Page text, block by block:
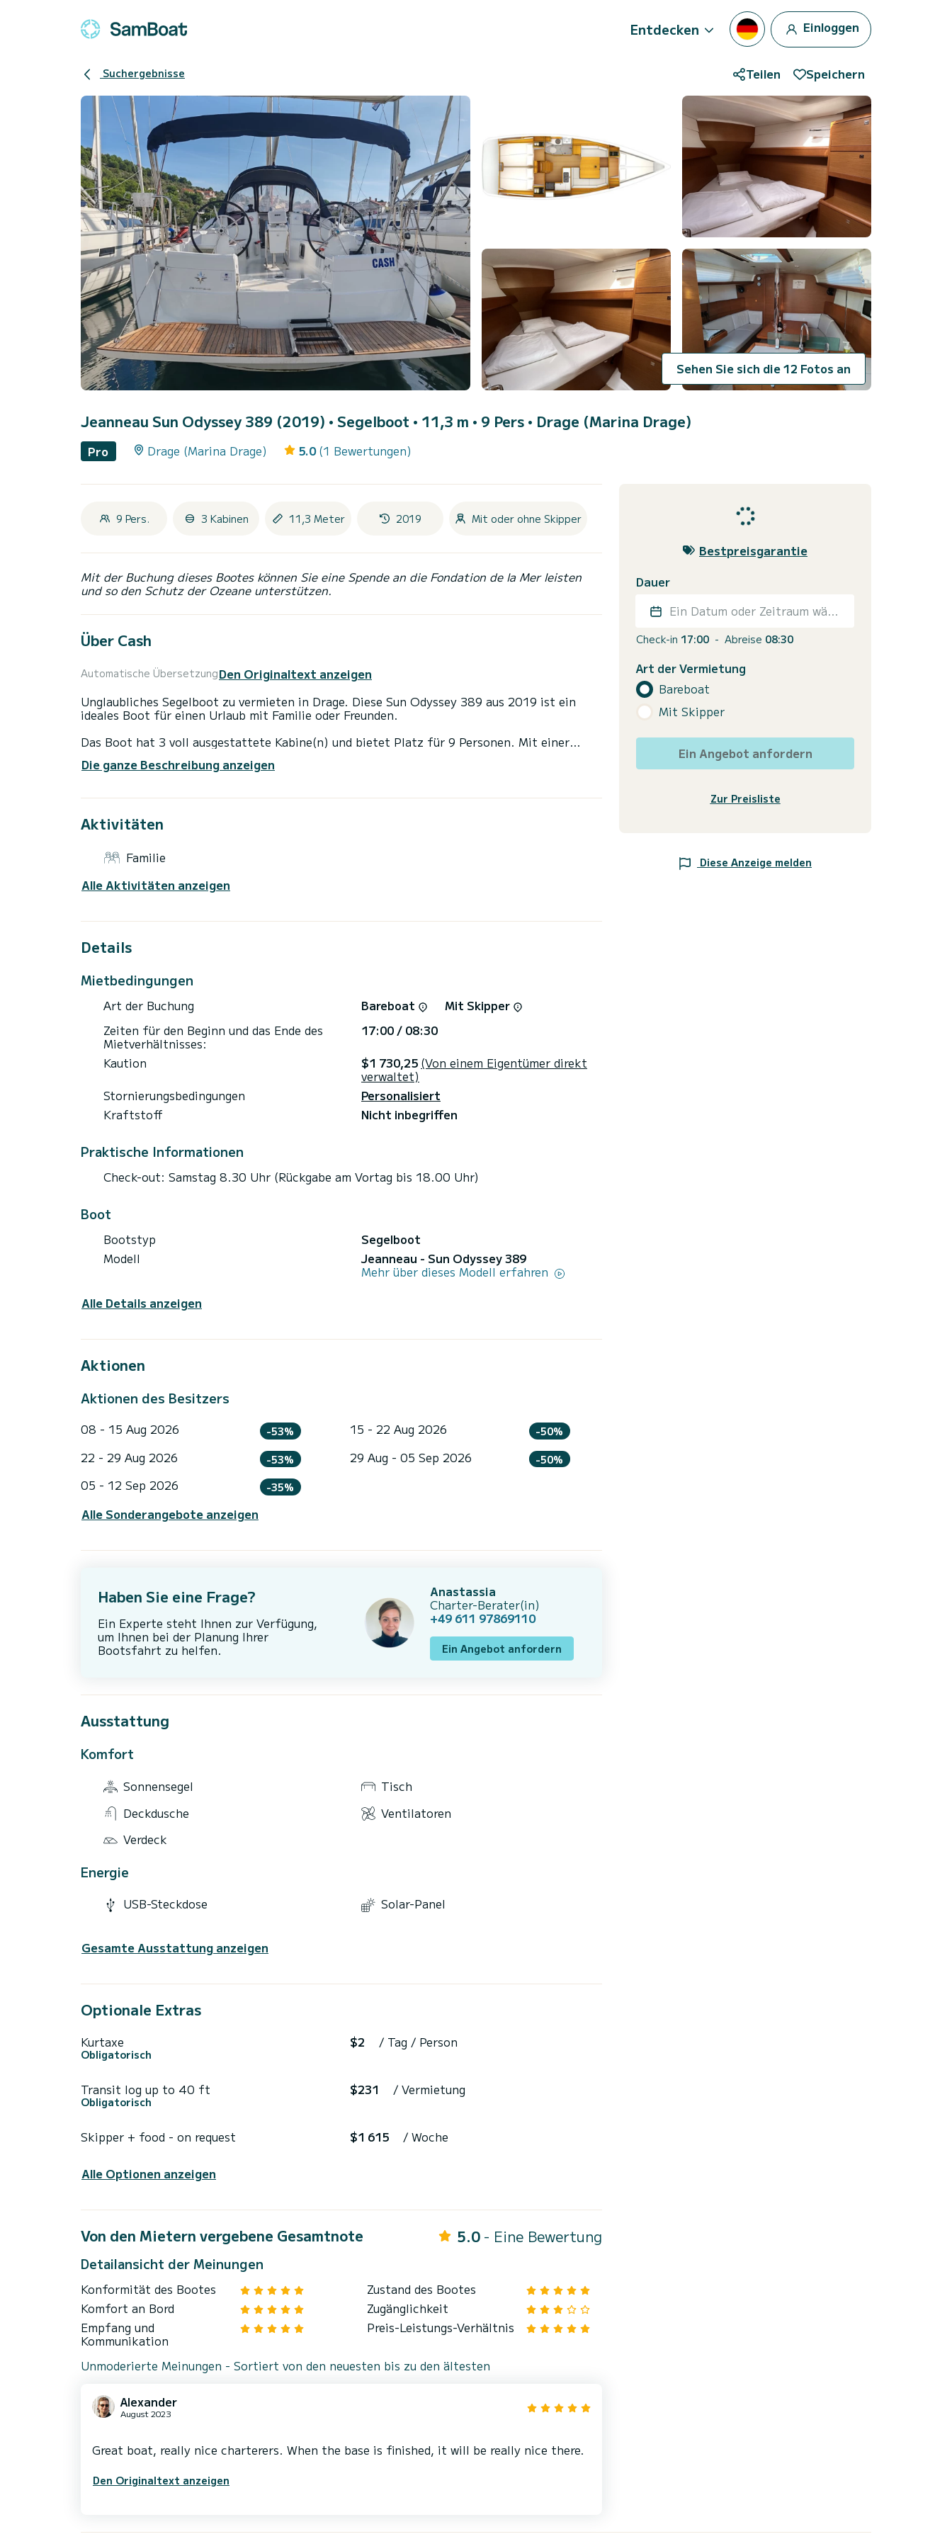
Entdecken Einloggen
Suchergebnisse Teilen Speichern
Sehen Sie sich die 12 Fotos an
Jeanneau Sun Odyssey 389 (2019) • Segelboot • 11,3 m • 9 Pers • Drage (Marina Drage)
Pro Drage (Marina Drage) 5.0 (1 Bewertungen)
9 Pers. 3 Kabinen 11,3 Meter 2019 Mit oder ohne Skipper
Mit der Buchung dieses Bootes können Sie eine Spende an die Fondation de la Mer leisten
und so den Schutz der Ozeane unterstützen.
Über Cash
Automatische ÜbersetzungDen Originaltext anzeigen
Unglaubliches Segelboot zu vermieten in Drage. Diese Sun Odyssey 389 aus 2019 ist ein
ideales Boot für einen Urlaub mit Familie oder Freunden.
Das Boot hat 3 voll ausgestattete Kabine(n) und bietet Platz für 9 Personen. Mit einer
außergewöhnlichen Urlaub auf dem Wasser in der Umgebung von Drage zu verbringen.>
Diese Sun Odyssey 389 ist mit 1 Toilette mit Dusche ausgestattet.
Dieses Boot ist mit einem Rollgroßsegel und einer Rollgenua ausgestattet. Es verfügt über
Deckdusche, Solarpanel.
Samboat-Plattform eine Nachricht senden. Ein SamBoat-Berater beantwortet Ihre Fragen
Die ganze Beschreibung anzeigen
Aktivitäten
Familie
Alle Aktivitäten anzeigen
Details
Mietbedingungen
Art der Buchung Bareboat
Mit Skipper
Zeiten für den Beginn und das Ende des
Mietverhältnisses:
17:00 / 08:30
Kaution
$1 730,25 (Von einem Eigentümer direkt
verwaltet)
Stornierungsbedingungen
Personalisiert
Kraftstoff
Nicht inbegriffen
Praktische Informationen
Check-out: Samstag 8.30 Uhr (Rückgabe am Vortag bis 18.00 Uhr)
Boot
Bootstyp
Segelboot
Modell
Jeanneau - Sun Odyssey 389
Mehr über dieses Modell erfahren
Alle Details anzeigen
Aktionen
Aktionen des Besitzers
08 - 15 Aug 2026 -53% 15 - 22 Aug 2026 -50%
22 - 29 Aug 2026 -53% 29 Aug - 05 Sep 2026 -50%
05 - 12 Sep 2026 -35%
Alle Sonderangebote anzeigen
Haben Sie eine Frage?
Ein Experte steht Ihnen zur Verfügung,
um Ihnen bei der Planung Ihrer
Bootsfahrt zu helfen.
Anastassia
Charter-Berater(in)
+49 611 97869110
Ein Angebot anfordern
Ausstattung
Komfort
Sonnensegel
Tisch
Deckdusche
Ventilatoren
Verdeck
Energie
USB-Steckdose Solar-Panel
Gesamte Ausstattung anzeigen
Optionale Extras
Kurtaxe
Obligatorisch
$2 / Tag / Person
Transit log up to 40 ft
Obligatorisch
$231 / Vermietung
Skipper + food - on request $1 615 / Woche
Alle Optionen anzeigen
Von den Mietern vergebene Gesamtnote 5.0 - Eine Bewertung
Detailansicht der Meinungen
Konformität des Bootes
Zustand des Bootes
Komfort an Bord
Zugänglichkeit
Empfang und
Kommunikation
Preis-Leistungs-Verhältnis
Unmoderierte Meinungen - Sortiert von den neuesten bis zu den ältesten
Alexander
August 2023
Den Originaltext anzeigen
Bestpreisgarantie
Dauer
Ein Datum oder Zeitraum wählen
Check-in 17:00 - Abreise 08:30
Art der Vermietung
Bareboat
Mit Skipper
Ein Angebot anfordern
Zur Preisliste
Diese Anzeige melden